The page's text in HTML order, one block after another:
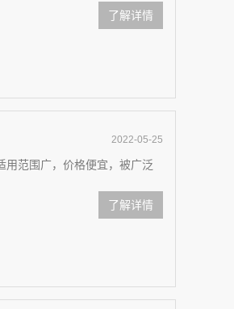
了解详情
2022-05-25
用范围广，价格便宜，被广泛
了解详情